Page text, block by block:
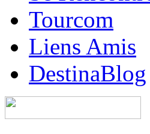
Tourcom
Liens Amis
DestinaBlog